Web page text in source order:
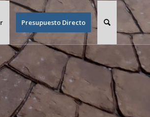
Presupuesto Directo